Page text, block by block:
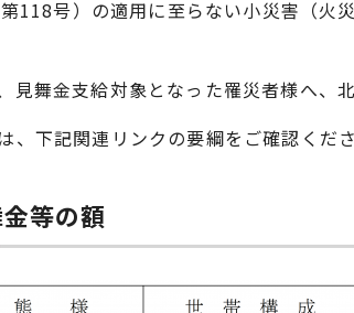
118号）の適用に至らない小災害（火
見舞金支給対象となった罹災者様へ、
、下記関連リンクの要綱をご確認くださ
等の額